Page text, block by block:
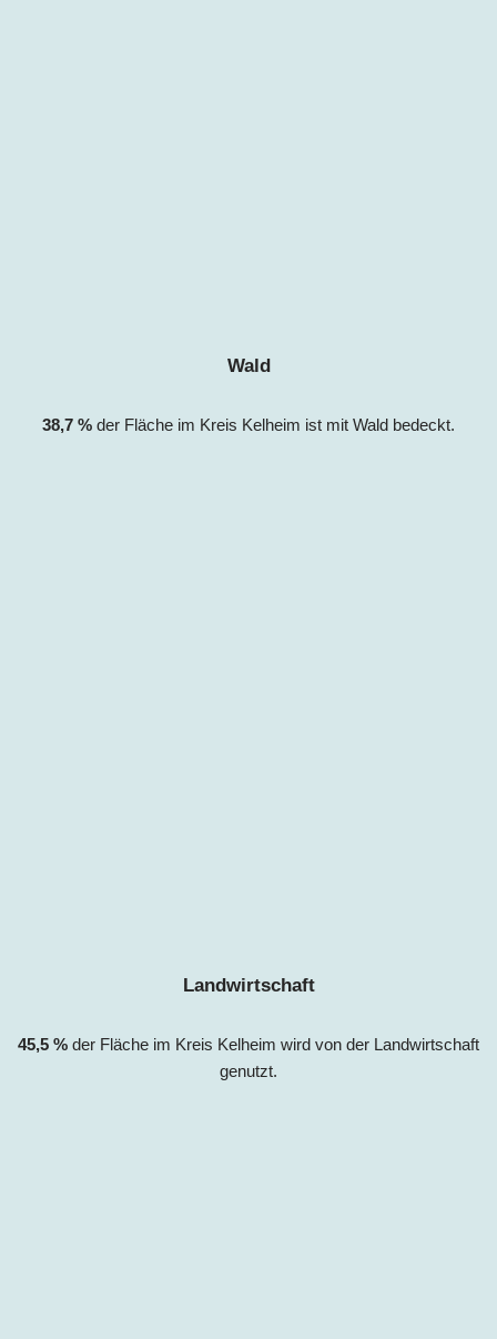
Wald
38,7 % der Fläche im Kreis Kelheim ist mit Wald bedeckt.
Landwirtschaft
45,5 % der Fläche im Kreis Kelheim wird von der Landwirtschaft
genutzt.